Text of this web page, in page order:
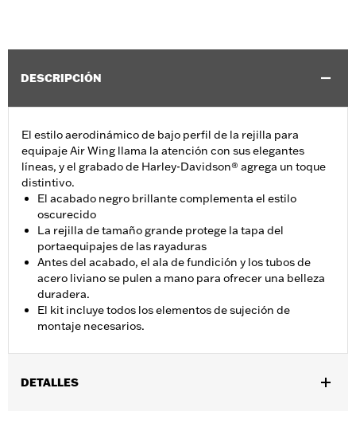
DESCRIPCIÓN
El estilo aerodinámico de bajo perfil de la rejilla para
equipaje Air Wing llama la atención con sus elegantes
líneas, y el grabado de Harley-Davidson® agrega un toque
distintivo.
El acabado negro brillante complementa el estilo
oscurecido
La rejilla de tamaño grande protege la tapa del
portaequipajes de las rayaduras
Antes del acabado, el ala de fundición y los tubos de
acero liviano se pulen a mano para ofrecer una belleza
duradera.
El kit incluye todos los elementos de sujeción de
montaje necesarios.
DETALLES